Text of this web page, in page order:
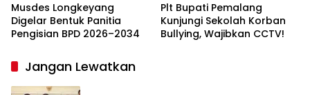
Musdes Longkeyang
Digelar Bentuk Panitia
Pengisian BPD 2026–2034
Plt Bupati Pemalang
Kunjungi Sekolah Korban
Bullying, Wajibkan CCTV!
Jangan Lewatkan